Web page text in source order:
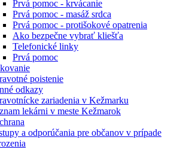
Prvá pomoc - krvácanie
Prvá pomoc - masáž srdca
Prvá pomoc - protišokové opatrenia
Ako bezpečne vybrať kliešťa
Telefonické linky
Prvá pomoc
poistenie
odkazy
zariadenia v Kežmarku
lekárni v meste Kežmarok
a odporúčania pre občanov v prípade